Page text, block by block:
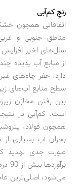
رنجِ کم‌آبی
اتفاقاتی همچون
مناطق جنوبی و
سال‌های اخیر افزایش
از منابع آب پدیده
دارد. حفر چاه‌های
سطح منابع آب‌های
بین رفتن مخازن
است. کم‌آبی در
همچون فولاد،
بحران آب بسیاری
صورت جدی تهدید
می‌شود، اصلی‌ترین